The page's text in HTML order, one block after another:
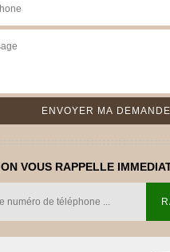
ON VOUS RAPPELLE